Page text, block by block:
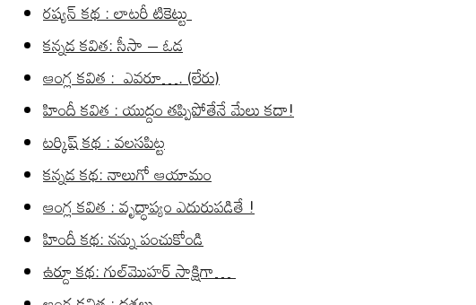
రష్యన్ కథ : లాటరీ టికెట్టు
కన్నడ కవిత: సీసా – ఓడ
ఆంగ్ల కవిత : ఎవరూ…. (లేరు)
హిందీ కవిత : యుద్దం తప్పిపోతేనే మేలు కదా!
టర్కిష్ కథ : వలసపిట్ట
కన్నడ కథ: నాలుగో ఆయామం
ఆంగ్ల కవిత : వృద్ధాప్యం ఎదురుపడితే !
హిందీ కథ: నన్ను పంచుకోండి
ఉర్దూ కథ: గుల్‌మొహర్ సాక్షిగా…